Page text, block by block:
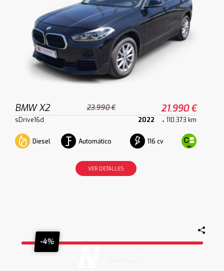
BMW X2 23.990 € 21.990 €
sDrive16d 2022 110.373 km
Diesel Automático 116 cv
VER DETALLES
-4%